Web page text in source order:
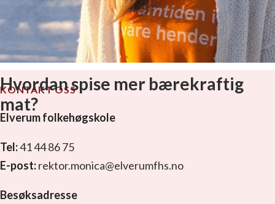
Hvordan spise mer bærekraftig
mat?
KONTAKT OSS
Elverum folkehøgskole
Tel:41 44 86 75
E-post:rektor.monica@elverumfhs.no
Besøksadresse